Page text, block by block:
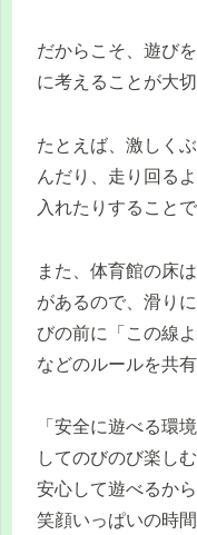
だからこそ、遊び
に考えることが大切
たとえば、激しく
んだり、走り回る
入れたりすること
また、体育館の床
があるので、滑り
びの前に「この線
などのルールを共
「安全に遊べる環
してのびのび楽し
安心して遊べるか
笑顔いっぱいの時